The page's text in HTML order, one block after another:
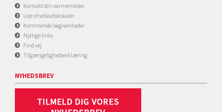
Kontakt din varmemester
Leje af selskabslokaler
Kommende begivenheder
Nyttige links
Find vej
Tilgængelighedserklæring
NYHEDSBREV